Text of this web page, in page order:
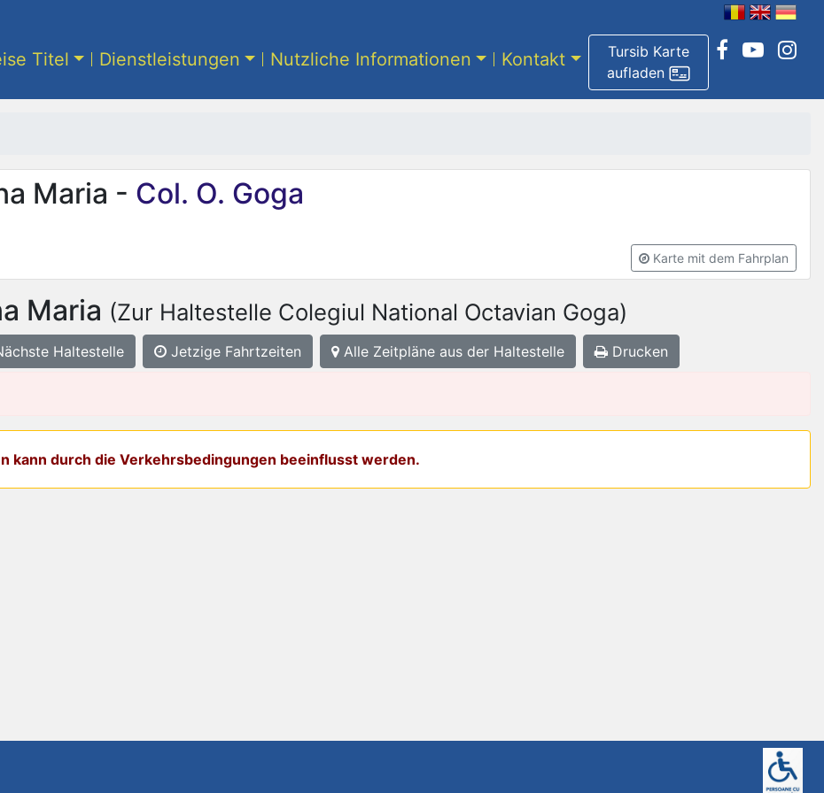
Tursib Karte
aufladen
Titel Dienstleistungen Nutzliche Informationen Kontakt
Maria - Col. O. Goga
Karte mit dem Fahrplan
Maria (Zur Haltestelle Colegiul National Octavian Goga)
Haltestelle Jetzige Fahrtzeiten Alle Zeitpläne aus der Haltestelle Drucken
kann durch die Verkehrsbedingungen beeinflusst werden.